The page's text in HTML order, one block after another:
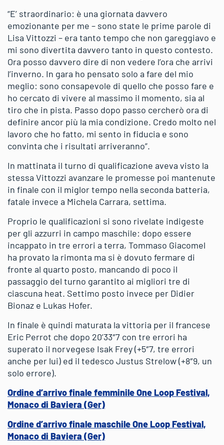
“E’ straordinario: è una giornata davvero
emozionante per me – sono state le prime parole di
Lisa Vittozzi – era tanto tempo che non gareggiavo e
mi sono divertita davvero tanto in questo contesto.
Ora posso davvero dire di non vedere l’ora che arrivi
l’inverno. In gara ho pensato solo a fare del mio
meglio: sono consapevole di quello che posso fare e
ho cercato di vivere al massimo il momento, sia al
tiro che in pista. Passo dopo passo cercherò ora di
definire ancor più la mia condizione. Credo molto nel
lavoro che ho fatto, mi sento in fiducia e sono
convinta che i risultati arriveranno”.
In mattinata il turno di qualificazione aveva visto la
stessa Vittozzi avanzare le promesse poi mantenute
in finale con il miglor tempo nella seconda batteria,
fatale invece a Michela Carrara, settima.
Proprio le qualificazioni si sono rivelate indigeste
per gli azzurri in campo maschile: dopo essere
incappato in tre errori a terra, Tommaso Giacomel
ha provato la rimonta ma si è dovuto fermare di
fronte al quarto posto, mancando di poco il
passaggio del turno garantito ai migliori tre di
ciascuna heat. Settimo posto invece per Didier
Bionaz e Lukas Hofer.
In finale è quindi maturata la vittoria per il francese
Eric Perrot che dopo 20’33″7 con tre errori ha
superato il norvegese Isak Frey (+5″7, tre errori
anche per lui) ed il tedesco Justus Strelow (+8″9, un
solo errore).
Ordine d’arrivo finale femminile One Loop Festival,
Monaco di Baviera (Ger)
Ordine d’arrivo finale maschile One Loop Festival,
Monaco di Baviera (Ger)